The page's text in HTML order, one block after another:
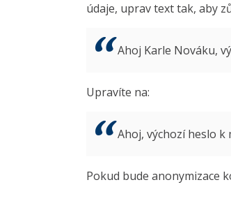
údaje, uprav text tak, aby
Ahoj Karle Nováku,
Upravíte na:
Ahoj, výchozí heslo k
Pokud bude anonymizace